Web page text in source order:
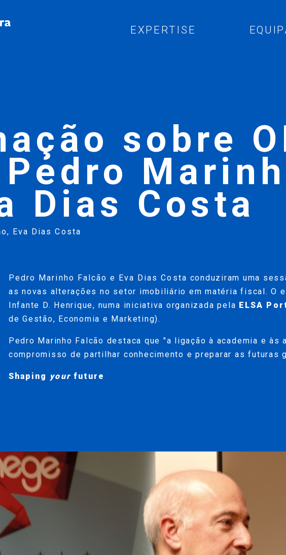
EXPERTISE
sobre
Dias Costa
, Eva Dias Costa
Pedro Marinho Falcão e Eva Dias Costa conduziram uma
as novas alterações no setor imobiliário em matéria fiscal. O
Infante D. Henrique, numa iniciativa organizada pela ELSA
de Gestão, Economia e Marketing).
Pedro Marinho Falcão destaca que "a ligação à academia e
compromisso de partilhar conhecimento e preparar as futuras
Shaping yourfuture